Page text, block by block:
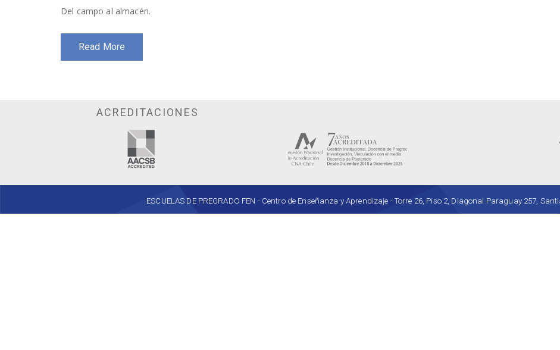
Del campo al almacén.
Read More
ACREDITACIONES
ESCUELAS DE PREGRADO FEN - Centro de Enseñanza y Aprendizaje - Torre 26, Piso 2, Diagonal Paraguay 257,